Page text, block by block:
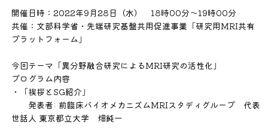
開催日時：2022年9月28日（水） 18時00分～19時00分
共催：文部科学省・先端研究基盤共用促進事業「研究用MRI共有
プラットフォーム」
今回テーマ「異分野融合研究によるMRI研究の活性化」
プログラム内容
・「挨拶とSG紹介」
発表者: 前臨床バイオメカニズムMRIスタディグループ 代表
世話人 東京都立大学 畑純一